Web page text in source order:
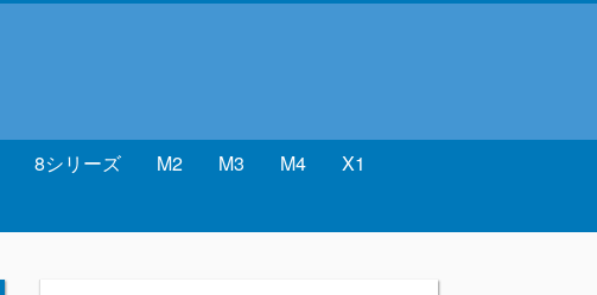
8シリーズ M2 M3 M4
X1